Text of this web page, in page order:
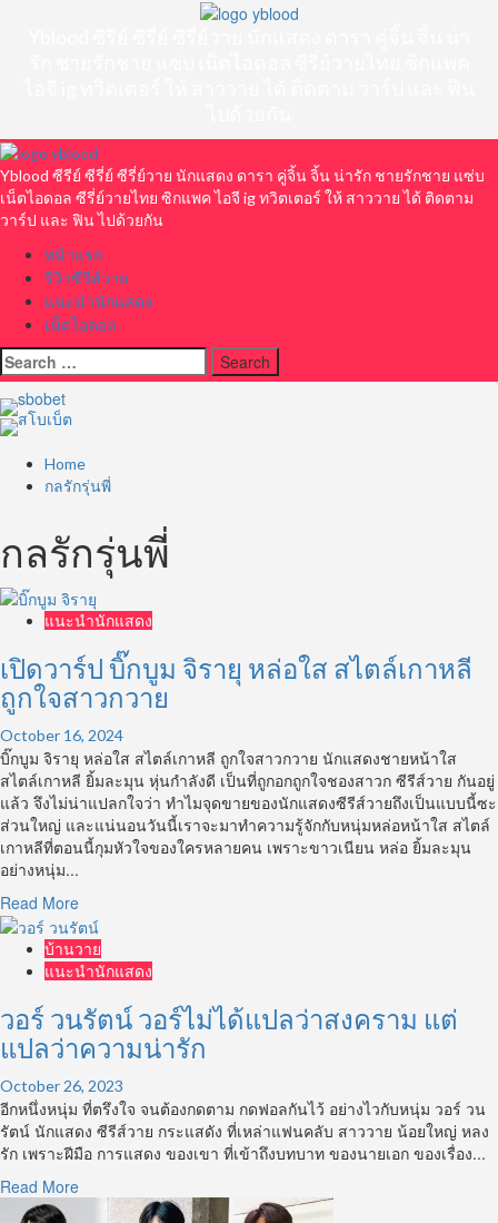
Primary
Menu
Yblood ซีรีย์ ซีรี่ย์ ซีรี่ย์วาย นักแสดง ดารา คู่จิ้น จิ้น น่ารัก ชายรักชาย แซ่บ
เน็ตไอดอล ซีรี่ย์วายไทย ซิกแพค ไอจี ig ทวิตเตอร์ ให้ สาววาย ได้ ติดตาม
วาร์ป และ ฟิน ไปด้วยกัน
หน้าแรก
รีวิวซีรีส์วาย
แนะนำนักแสดง
เน็ตไอดอล
Search
for:
Home
กลรักรุ่นพี่
กลรักรุ่นพี่
แนะนำนักแสดง
เปิดวาร์ป บิ๊กบูม จิรายุ หล่อใส สไตล์เกาหลี
ถูกใจสาวกวาย
October 16, 2024
บิ๊กบูม จิรายุ หล่อใส สไตล์เกาหลี ถูกใจสาวกวาย นักแสดงชายหน้าใส
สไตล์เกาหลี ยิ้มละมุน หุ่นกำลังดี เป็นที่ถูกอกถูกใจชองสาวก ซีรีส์วาย กันอยู่
แล้ว จึงไม่น่าแปลกใจว่า ทำไมจุดขายของนักแสดงซีรีส์วายถึงเป็นแบบนี้ซะ
ส่วนใหญ่ และแน่นอนวันนี้เราจะมาทำความรู้จักกับหนุ่มหล่อหน้าใส สไตล์
เกาหลีที่ตอนนี้กุมหัวใจของใครหลายคน เพราะขาวเนียน หล่อ ยิ้มละมุน
อย่างหนุ่ม...
Read MoreRead
more
about
เปิด
ป
บิ๊
กบูม
จิ
รายุ
หล่อ
ใส
เกาหลี
บ้านวาย
แนะนำนักแสดง
วอร์ วนรัตน์ วอร์ไม่ได้แปลว่าสงคราม แต่
แปลว่าความน่ารัก
October 26, 2023
อีกหนึ่งหนุ่ม ที่ตรึงใจ จนต้องกดตาม กดฟอลกันไว้ อย่างไวกับหนุ่ม วอร์ วน
รัตน์ นักแสดง ซีรีส์วาย กระแสดัง ที่เหล่าแฟนคลับ สาววาย น้อยใหญ่ หลง
รัก เพราะฝีมือ การแสดง ของเขา ที่เข้าถึงบทบาท ของนายเอก ของเรื่อง...
Read MoreRead